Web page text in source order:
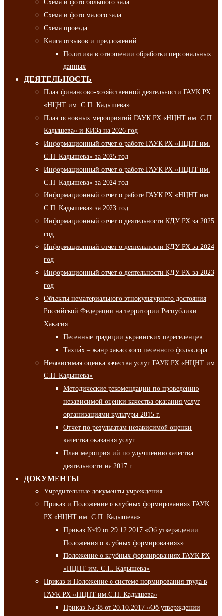
Схема и фото большого зала
Схема и фото малого зала
Схема проезда
Книга отзывов и предложений
Политика в отношении обработки персональных
данных
ДЕЯТЕЛЬНОСТЬ
План финансово-хозяйственной деятельности ГАУК РХ
«НЦНТ им. С.П. Кадышева»
План основных мероприятий ГАУК РХ «НЦНТ им. С.П.
Кадышева» и КИЗа на 2026 год
Информационный отчет о работе ГАУК РХ «НЦНТ им.
С.П. Кадышева» за 2025 год
Информационный отчет о работе ГАУК РХ «НЦНТ им.
С.П. Кадышева» за 2024 год
Информационный отчет о работе ГАУК РХ «НЦНТ им.
С.П. Кадышева» за 2023 год
Информационный отчет о деятельности КДУ РХ за 2025
год
Информационный отчет о деятельности КДУ РХ за 2024
год
Информационный отчет о деятельности КДУ РХ за 2023
год
Объекты нематериального этнокультурного достояния
Российской Федерации на территории Республики
Хакасия
Песенные традиции украинских переселенцев
Тахпа́х – жанр хакасского песенного фольклора
Независимая оценка качества услуг ГАУК РХ «НЦНТ им.
С.П. Кадышева»
Методические рекомендации по проведению
независимой оценки качества оказания услуг
организациями культуры 2015 г.
Отчет по результатам независимой оценки
качества оказания услуг
План мероприятий по улучшению качества
деятельности на 2017 г.
ДОКУМЕНТЫ
Учредительные документы учреждения
Приказ и Положение о клубных формированиях ГАУК
РХ «НЦНТ им. С.П. Кадышева»
Приказ №49 от 29.12.2017 «Об утверждении
Положения о клубных формированиях»
Положение о клубных формированиях ГАУК РХ
«НЦНТ им. С.П. Кадышева»
Приказ и Положение о системе нормирования труда в
ГАУК РХ «НЦНТ им.С.П. Кадышева»
Приказ № 38 от 20.10.2017 «Об утверждении